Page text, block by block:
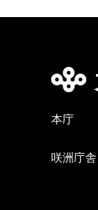
本庁
咲洲庁舎